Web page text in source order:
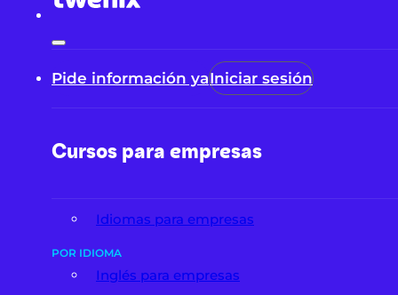
Pide información yaIniciar sesión
Cursos para empresas
Idiomas para empresas
POR IDIOMA
Inglés para empresas